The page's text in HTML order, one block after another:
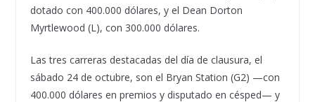
dotado con 400.000 dólares, y el Dean Dorton
Myrtlewood (L), con 300.000 dólares.
Las tres carreras destacadas del día de clausura, el
sábado 24 de octubre, son el Bryan Station (G2) —con
400.000 dólares en premios y disputado en césped— y